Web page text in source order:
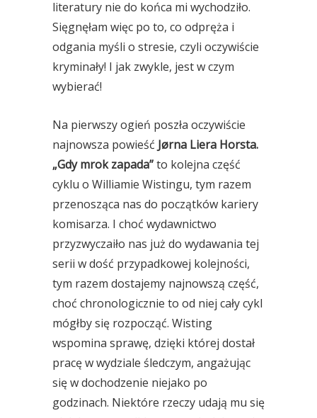
literatury nie do końca mi wychodziło.
Sięgnęłam więc po to, co odpręża i
odgania myśli o stresie, czyli oczywiście
kryminały! I jak zwykle, jest w czym
wybierać!
Na pierwszy ogień poszła oczywiście
najnowsza powieść Jørna Liera Horsta.
„Gdy mrok zapada”to kolejna część
cyklu o Williamie Wistingu, tym razem
przenosząca nas do początków kariery
komisarza. I choć wydawnictwo
przyzwyczaiło nas już do wydawania tej
serii w dość przypadkowej kolejności,
tym razem dostajemy najnowszą część,
choć chronologicznie to od niej cały cykl
mógłby się rozpocząć. Wisting
wspomina sprawę, dzięki której dostał
pracę w wydziale śledczym, angażując
się w dochodzenie niejako po
godzinach. Niektóre rzeczy udają mu się